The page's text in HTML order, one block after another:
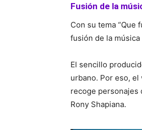
Fusión de la
Con su tema “Que
fusión de la
El sencillo
urbano. Por eso,
recoge personajes
Rony Shapiana.